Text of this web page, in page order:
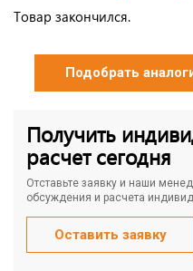
Товар закончился.
Подобрать
Получить
расчет сегодня
Отставьте заявку и наши
обсуждения и расчета
Оставить заявку